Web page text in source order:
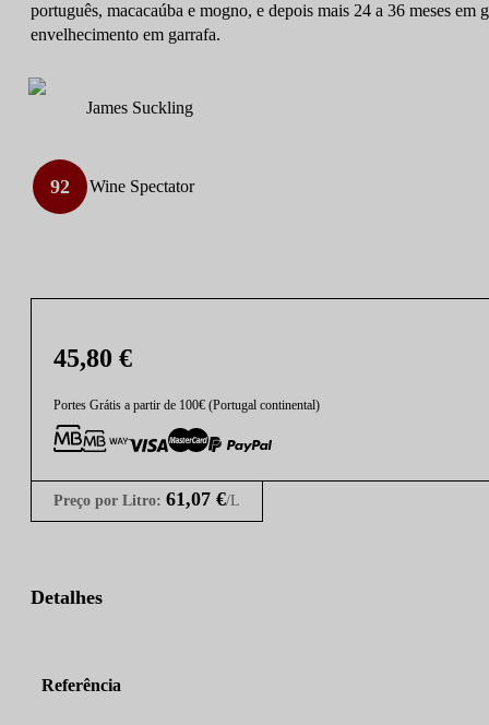
português, macacaúba e mogno, e depois mais 24 a 36 meses
envelhecimento em garrafa.
James Suckling
92 Wine Spectator
45,80 €
Portes Grátis a partir de 100€ (Portugal continental)
Preço por Litro: 61,07 €/L
Detalhes
Referência